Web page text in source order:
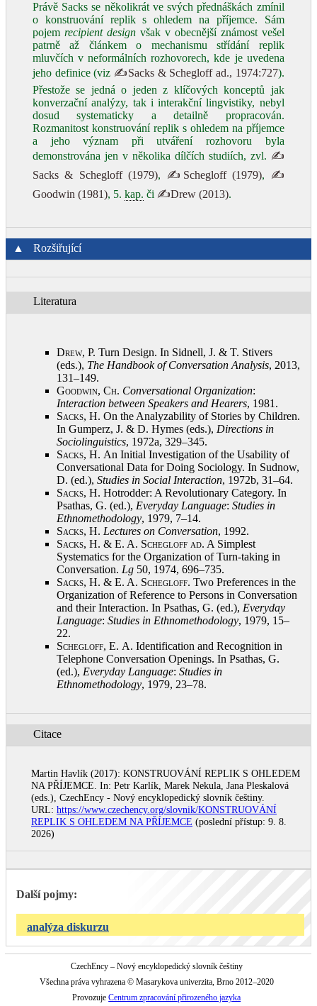
Právě Sacks se několikrát ve svých přednáškách zmínil
o konstruování replik s ohledem na příjemce. Sám
pojem recipient designvšak v obecnější známost vešel
patrně až článkem o mechanismu střídání replik
mluvčích v neformálních rozhovorech, kde je uvedena
jeho definice (viz ✍Sacks & Schegloff ad., 1974:727).
Přestože se jedná o jeden z klíčových konceptů jak
konverzační analýzy, tak i interakční lingvistiky, nebyl
dosud systematicky a detailně propracován.
Rozmanitost konstruování replik s ohledem na příjemce
a jeho význam při utváření rozhovoru byla
demonstrována jen v několika dílčích studiích, zvl. ✍
Sacks & Schegloff (1979), ✍Schegloff (1979), ✍
Goodwin (1981), 5. kap. či ✍Drew (2013).
▲ Rozšiřující
Literatura
Drew, P. Turn Design. In Sidnell, J. & T. Stivers
(eds.), The Handbook of Conversation Analysis, 2013,
131–149.
Goodwin, Ch. Conversational Organization:
Interaction between Speakers and Hearers, 1981 .
Sacks, H. On the Analyzability of Stories by Children.
In Gumperz, J. & D. Hymes (eds.), Directions in
Sociolinguistics, 1972a, 329–345.
Sacks, H. An Initial Investigation of the Usability of
Conversational Data for Doing Sociology. In Sudnow,
D. (ed.), Studies in Social Interaction, 1972b, 31–64.
Sacks, H. Hotrodder: A Revolutionary Category. In
Psathas, G. (ed.), Everyday Language: Studies in
Ethnomethodology, 1979, 7–14.
Sacks, H. Lectures on Conversation, 1992.
Sacks, H. & E. A. Schegloff ad. A Simplest
Systematics for the Organization of Turn-taking in
Conversation. Lg 50, 1974, 696–735.
Sacks, H. & E. A. Schegloff. Two Preferences in the
Organization of Reference to Persons in Conversation
and their Interaction. In Psathas, G. (ed.), Everyday
Language: Studies in Ethnomethodology, 1979, 15–
22.
Schegloff, E. A. Identification and Recognition in
Telephone Conversation Openings. In Psathas, G.
(ed.), Everyday Language: Studies in
Ethnomethodology, 1979, 23–78.
Citace
Martin Havlík (2017): KONSTRUOVÁNÍ REPLIK S OHLEDEM
NA PŘÍJEMCE. In: Petr Karlík, Marek Nekula, Jana Pleskalová
(eds.), CzechEncy - Nový encyklopedický slovník češtiny.
URL: https://www.czechency.org/slovnik/KONSTRUOVÁNÍ
REPLIK S OHLEDEM NA PŘÍJEMCE (poslední přístup: 9. 8.
2026)
Další pojmy:
analýza diskurzu
CzechEncy – Nový encyklopedický slovník češtiny
Všechna práva vyhrazena © Masarykova univerzita, Brno 2012–2020
ProvozujeCentrum zpracování přirozeného jazyka